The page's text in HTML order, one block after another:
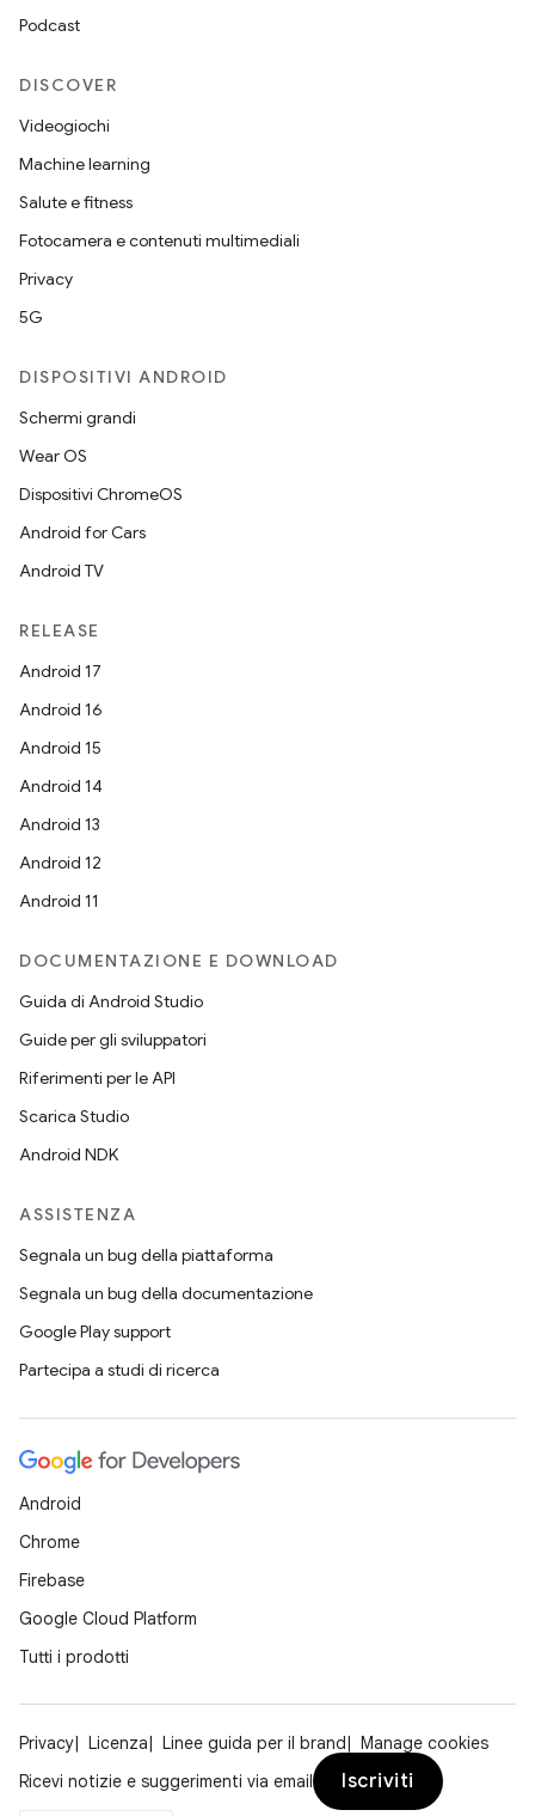
Podcast
DISCOVER
Videogiochi
Machine learning
Salute e fitness
Fotocamera e contenuti multimediali
Privacy
5G
DISPOSITIVI ANDROID
Schermi grandi
Wear OS
Dispositivi ChromeOS
Android for Cars
Android TV
RELEASE
Android 17
Android 16
Android 15
Android 14
Android 13
Android 12
Android 11
DOCUMENTAZIONE E DOWNLOAD
Guida di Android Studio
Guide per gli sviluppatori
Riferimenti per le API
Scarica Studio
Android NDK
ASSISTENZA
Segnala un bug della piattaforma
Segnala un bug della documentazione
Google Play support
Partecipa a studi di ricerca
Android
Chrome
Firebase
Google Cloud Platform
Tutti i prodotti
Privacy Licenza Linee guida per il brand
Manage cookies
Ricevi notizie e suggerimenti via email
Iscriviti